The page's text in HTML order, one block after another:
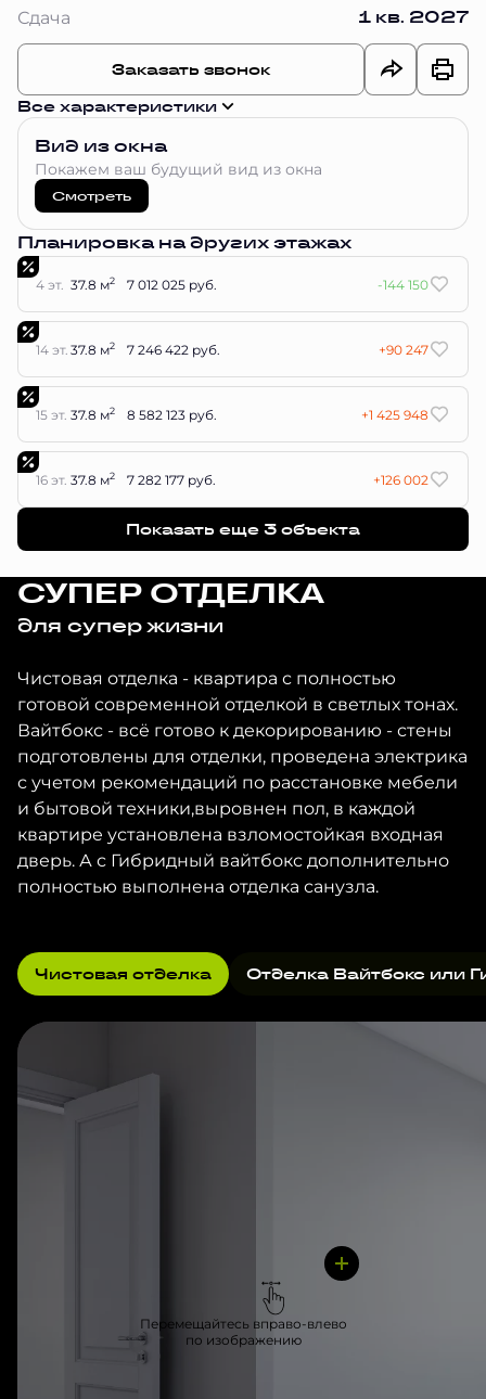
Сдача 1 кв. 2027
Заказать звонок
Все характеристики
Вид из окна
Покажем ваш будущий вид из окна
Смотреть
Планировка на других этажах
4 эт. 37.8 м2 7 012 025 руб. -144 150
14 эт. 37.8 м2 7 246 422 руб. +90 247
15 эт. 37.8 м2 8 582 123 руб. +1 425 948
16 эт. 37.8 м2 7 282 177 руб. +126 002
Показать еще 3 объектa
СУПЕР ОТДЕЛКА
для супер жизни
Чистовая отделка - квартира с полностью
готовой современной отделкой в светлых тонах.
Вайтбокс - всё готово к декорированию - стены
подготовлены для отделки, проведена электрика
с учетом рекомендаций по расстановке мебели
и бытовой техники,выровнен пол, в каждой
квартире установлена взломостойкая входная
дверь. А с Гибридный вайтбокс дополнительно
полностью выполнена отделка санузла.
Чистовая отделка Отделка Вайтбокс или
Перемещайтесь вправо-влево
по изображению